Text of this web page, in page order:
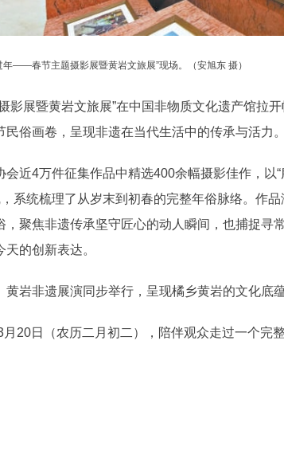
年——春节主题摄影展暨黄岩文旅展”现场。（安旭东 摄）
暨黄岩文旅展”在中国非物质文化遗产馆拉开
俗画卷，呈现非遗在当代生活中的传承与活力。
4万件征集作品中精选400余幅摄影佳作，以“腊
，系统梳理了从岁末到初春的完整年俗脉络。作
聚焦非遗传承坚守匠心的动人瞬间，也捕捉寻
的创新表达。
非遗展演同步举行，呈现橘乡黄岩的文化底蕴
日（农历二月初二），陪伴观众走过一个完整